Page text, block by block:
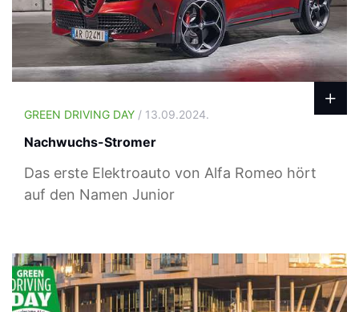
GREEN DRIVING DAY / 13.09.2024.
Nachwuchs-Stromer
Das erste Elektroauto von Alfa Romeo hört
auf den Namen Junior